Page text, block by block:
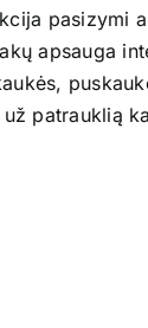
pasizymi
apsauga
patrauklią